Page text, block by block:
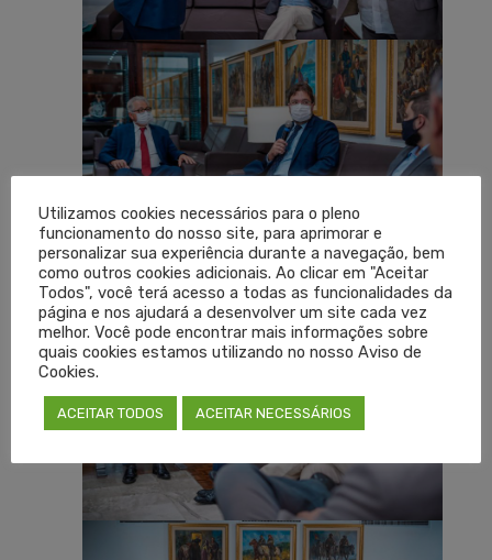
Utilizamos cookies necessários para o pleno
funcionamento do nosso site, para aprimorar e
personalizar sua experiência durante a navegação, bem
como outros cookies adicionais. Ao clicar em "Aceitar
Todos", você terá acesso a todas as funcionalidades da
página e nos ajudará a desenvolver um site cada vez
melhor. Você pode encontrar mais informações sobre
quais cookies estamos utilizando no nosso Aviso de
Cookies.
ACEITAR TODOS ACEITAR NECESSÁRIOS